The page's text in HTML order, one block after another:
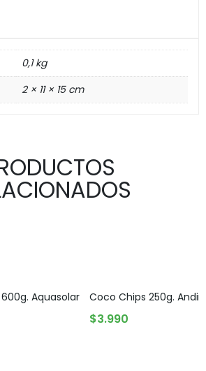
0,1 kg
2 × 11 × 15 cm
Aquasolar Coco Chips 250g.
$3.990